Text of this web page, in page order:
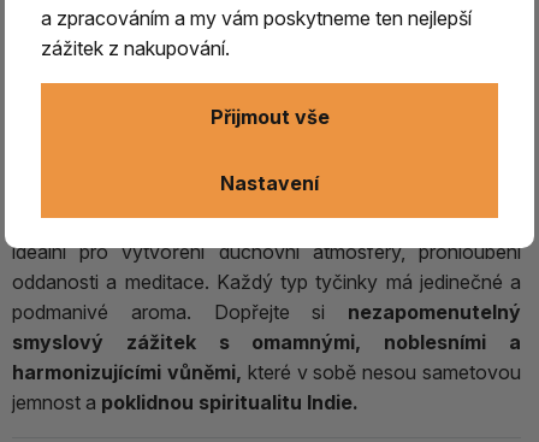
vyráběné firmou Prabhuji’s Gifts.Tyto jedinečné vonné
tyčinky jsoupečlivě připraveny podle starodávných
recepturz vybraných bylin, květů, pryskyřic, přírodních
esenciálních olejů a čistého santalového dřeva.
Jedná se o jednu z 24 vůní vkolekci tyčinek Devotion
ideální pro vytvoření duchovní atmosféry, prohloubení
oddanosti a meditace. Každý typ tyčinky má jedinečné a
podmanivé aroma. Dopřejte si nezapomenutelný
smyslový zážitek s omamnými, noblesními a
harmonizujícími vůněmi, které v sobě nesou sametovou
jemnost a poklidnou spiritualitu Indie.
a zpracováním a my vám poskytneme ten nejlepší
zážitek z nakupování.
Nastavení
Přijmout vše